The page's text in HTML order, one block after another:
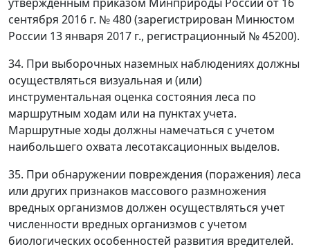
сентября 2016 г. № 480 (зарегистрирован Минюстом
России 13 января 2017 г., регистрационный № 45200).
34. При выборочных наземных наблюдениях должны
осуществляться визуальная и (или)
инструментальная оценка состояния леса по
маршрутным ходам или на пунктах учета.
Маршрутные ходы должны намечаться с учетом
наибольшего охвата лесотаксационных выделов.
35. При обнаружении повреждения (поражения) леса
или других признаков массового размножения
вредных организмов должен осуществляться учет
численности вредных организмов с учетом
биологических особенностей развития вредителей.